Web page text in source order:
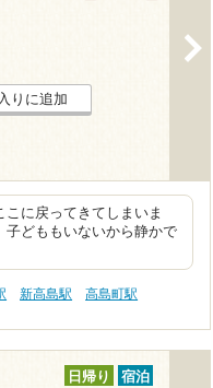
りに追加
に戻ってきてしまいま
どももいないから静かで
新高島駅
高島町駅
日帰り 宿泊